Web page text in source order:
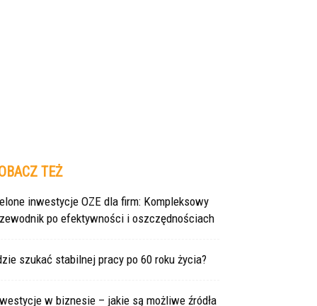
TEŻ
inwestycje OZE dla firm: Kompleksowy
po efektywności i oszczędnościach
szukać stabilnej pracy po 60 roku życia?
w biznesie – jakie są możliwe źródła